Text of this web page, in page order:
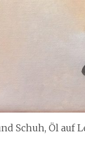
Schuh, Öl auf